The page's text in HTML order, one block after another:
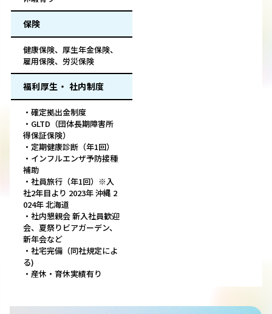
保険
健康保険、厚生年金保険、
雇用保険、労災保険
福利厚生・ 社内制度
・確定拠出金制度
・GLTD（団体長期障害所
得保証保険）
・定期健康診断（年1回）
・インフルエンザ予防接種
補助
・社員旅行（年1回）※入
社2年目より 2023年 沖縄 2
024年 北海道
・社内懇親会 新入社員歓迎
会、夏祭りビアガーデン、
新年会など
・社宅完備（同社規定によ
る)
・産休・育休実績有り